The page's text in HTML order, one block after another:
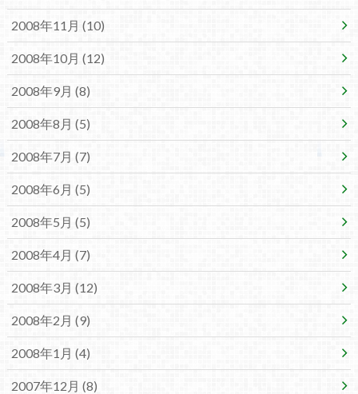
2008年11月 (10)
2008年10月 (12)
2008年9月 (8)
2008年8月 (5)
2008年7月 (7)
2008年6月 (5)
2008年5月 (5)
2008年4月 (7)
2008年3月 (12)
2008年2月 (9)
2008年1月 (4)
2007年12月 (8)